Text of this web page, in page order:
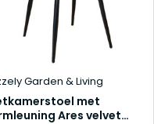
Garden & Living
met
Ares velvet